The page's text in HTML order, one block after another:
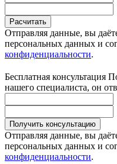
Расчитать
Отправляя данные, вы
персональных данных и
конфиденциальности.
Бесплатная консультация
нашего специалиста, он
Получить консультацию
Отправляя данные, вы
персональных данных и
конфиденциальности.